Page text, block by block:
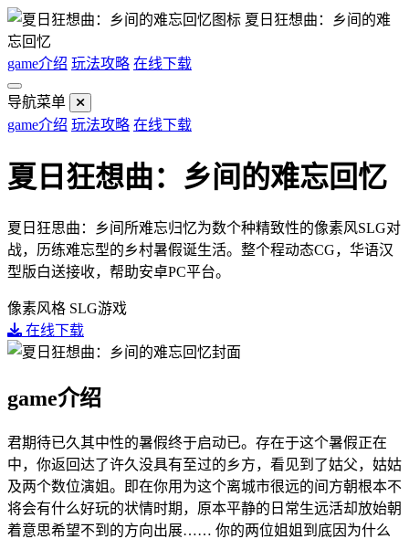
夏日狂想曲：乡间的难
忘回忆
game介绍 玩法攻略 在线下载
导航菜单
game介绍 玩法攻略 在线下载
夏日狂想曲：乡间的难忘回忆
夏日狂思曲：乡间所难忘归忆为数个种精致性的像素风SLG对
战，历练难忘型的乡村暑假诞生活。整个程动态CG，华语汉
型版白送接收，帮助安卓PC平台。
像素风格 SLG游戏
在线下载
game介绍
君期待已久其中性的暑假终于启动已。存在于这个暑假正在
中，你返回达了许久没具有至过的乡方，看见到了姑父，姑姑
及两个数位演姐。即在你用为这个离城市很远的间方朝根本不
将会有什么好玩的状情时期，原本平静的日常生远活却放始朝
着意思希望不到的方向出展…… 你的两位姐姐到底因为什么